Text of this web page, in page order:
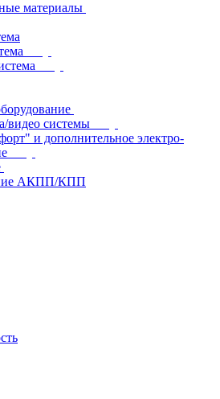
материалы
видео системы
и дополнительное электро-
АКПП/КПП